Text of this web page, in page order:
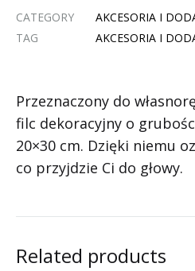
CATEGORY
AKCESORIA I
TAG
AKCESORIA I
Przeznaczony do
filc dekoracyjny o
20×30 cm. Dzięki niemu
co przyjdzie Ci do głowy.
Related products